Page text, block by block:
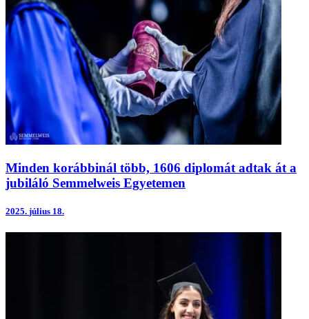
Minden korábbinál több, 1606 diplomát adtak át a
jubiláló Semmelweis Egyetemen
2025. július 18.